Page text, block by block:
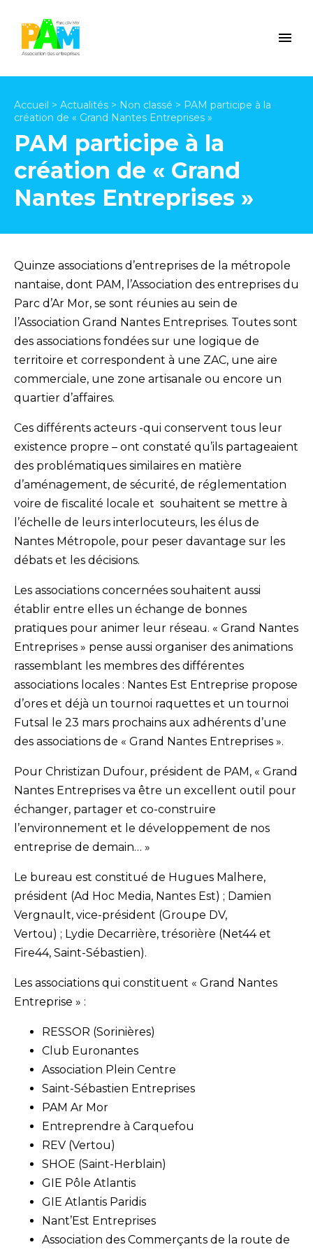
Accueil > Actualités > Non classé > PAM participe à la
création de « Grand Nantes Entreprises »
PAM participe à la
création de « Grand
Nantes Entreprises »
Quinze associations d’entreprises de la métropole
nantaise, dont PAM, l’Association des entreprises du
Parc d’Ar Mor, se sont réunies au sein de
l’Association Grand Nantes Entreprises. Toutes sont
des associations fondées sur une logique de
territoire et correspondent à une ZAC, une aire
commerciale, une zone artisanale ou encore un
quartier d’affaires.
Ces différents acteurs -qui conservent tous leur
existence propre – ont constaté qu’ils partageaient
des problématiques similaires en matière
d’aménagement, de sécurité, de réglementation
voire de fiscalité locale et souhaitent se mettre à
l’échelle de leurs interlocuteurs, les élus de
Nantes Métropole, pour peser davantage sur les
débats et les décisions.
Les associations concernées souhaitent aussi
établir entre elles un échange de bonnes
pratiques pour animer leur réseau. « Grand Nantes
Entreprises » pense aussi organiser des animations
rassemblant les membres des différentes
associations locales : Nantes Est Entreprise propose
d’ores et déjà un tournoi raquettes et un tournoi
Futsal le 23 mars prochains aux adhérents d’une
des associations de « Grand Nantes Entreprises ».
Pour Christizan Dufour, président de PAM, « Grand
Nantes Entreprises va être un excellent outil pour
échanger, partager et co-construire
l’environnement et le développement de nos
entreprise de demain… »
Le bureau est constitué de Hugues Malhere,
président (Ad Hoc Media, Nantes Est) ; Damien
Vergnault, vice-président (Groupe DV,
Vertou) ; Lydie Decarrière, trésorière (Net44 et
Fire44, Saint-Sébastien).
Les associations qui constituent « Grand Nantes
Entreprise » :
RESSOR (Sorinières)
Club Euronantes
Association Plein Centre
Saint-Sébastien Entreprises
PAM Ar Mor
Entreprendre à Carquefou
REV (Vertou)
SHOE (Saint-Herblain)
GIE Pôle Atlantis
GIE Atlantis Paridis
Nant’Est Entreprises
Association des Commerçants de la route de